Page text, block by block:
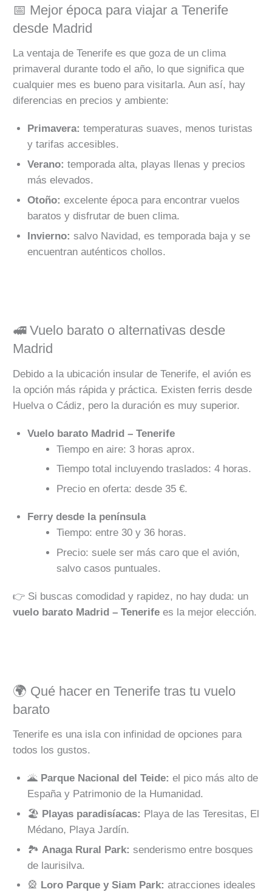
📅 Mejor época para viajar a Tenerife
desde Madrid
La ventaja de Tenerife es que goza de un clima
primaveral durante todo el año, lo que significa que
cualquier mes es bueno para visitarla. Aun así, hay
diferencias en precios y ambiente:
Primavera: temperaturas suaves, menos turistas
y tarifas accesibles.
Verano: temporada alta, playas llenas y precios
más elevados.
Otoño: excelente época para encontrar vuelos
baratos y disfrutar de buen clima.
Invierno: salvo Navidad, es temporada baja y se
encuentran auténticos chollos.
🚅 Vuelo barato o alternativas desde
Madrid
Debido a la ubicación insular de Tenerife, el avión es
la opción más rápida y práctica. Existen ferris desde
Huelva o Cádiz, pero la duración es muy superior.
Vuelo barato Madrid – Tenerife
Tiempo en aire: 3 horas aprox.
Tiempo total incluyendo traslados: 4 horas.
Precio en oferta: desde 35 €.
Ferry desde la península
Tiempo: entre 30 y 36 horas.
Precio: suele ser más caro que el avión,
salvo casos puntuales.
👉 Si buscas comodidad y rapidez, no hay duda: un
vuelo barato Madrid – Tenerife es la mejor elección.
🌍 Qué hacer en Tenerife tras tu vuelo
barato
Tenerife es una isla con infinidad de opciones para
todos los gustos.
🌋 Parque Nacional del Teide: el pico más alto de
España y Patrimonio de la Humanidad.
🏖️ Playas paradisíacas: Playa de las Teresitas, El
Médano, Playa Jardín.
🏞️ Anaga Rural Park: senderismo entre bosques
de laurisilva.
🎡 Loro Parque y Siam Park: atracciones ideales